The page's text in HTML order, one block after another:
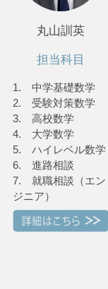
丸山訓英
担当科目
1. 中学基礎数学
2. 受験対策数学
3. 高校数学
4. 大学数学
5. ハイレベル数学
6. 進路相談
7. 就職相談（エン
ジニア）